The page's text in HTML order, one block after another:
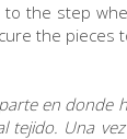
the step
the pieces
en donde
Una